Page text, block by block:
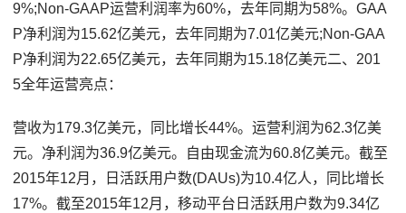
9%;Non-GAAP运营利润率为60%，去年同期为58%。GAA
P净利润为15.62亿美元，去年同期为7.01亿美元;Non-GAA
P净利润为22.65亿美元，去年同期为15.18亿美元二、201
5全年运营亮点：
营收为179.3亿美元，同比增长44%。运营利润为62.3亿美
元。净利润为36.9亿美元。自由现金流为60.8亿美元。截至
2015年12月，日活跃用户数(DAUs)为10.4亿人，同比增长
17%。截至2015年12月，移动平台日活跃用户数为9.34亿